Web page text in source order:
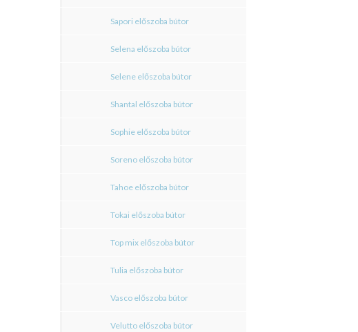
Sapori előszoba bútor
Selena előszoba bútor
Selene előszoba bútor
Shantal előszoba bútor
Sophie előszoba bútor
Soreno előszoba bútor
Tahoe előszoba bútor
Tokai előszoba bútor
Top mix előszoba bútor
Tulia előszoba bútor
Vasco előszoba bútor
Velutto előszoba bútor